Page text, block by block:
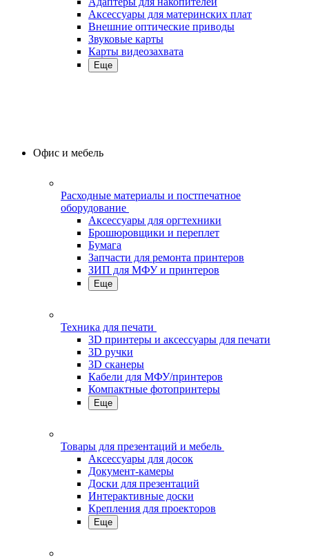
Аксессуары для материнских плат
Внешние оптические приводы
Звуковые карты
Карты видеозахвата
Еще
Офис и мебель
Расходные материалы и постпечатное
оборудование
Аксессуары для оргтехники
Брошюровщики и переплет
Бумага
Запчасти для ремонта принтеров
ЗИП для МФУ и принтеров
Еще
Техника для печати
3D принтеры и аксессуары для печати
3D ручки
3D сканеры
Кабели для МФУ/принтеров
Компактные фотопринтеры
Еще
Товары для презентаций и мебель
Аксессуары для досок
Документ-камеры
Доски для презентаций
Интерактивные доски
Крепления для проекторов
Еще